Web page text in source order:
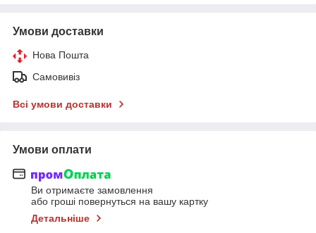
Умови доставки
Нова Пошта
Самовивіз
Всі умови доставки
Умови оплати
Ви отримаєте замовлення
або гроші повернуться на вашу картку
Детальніше